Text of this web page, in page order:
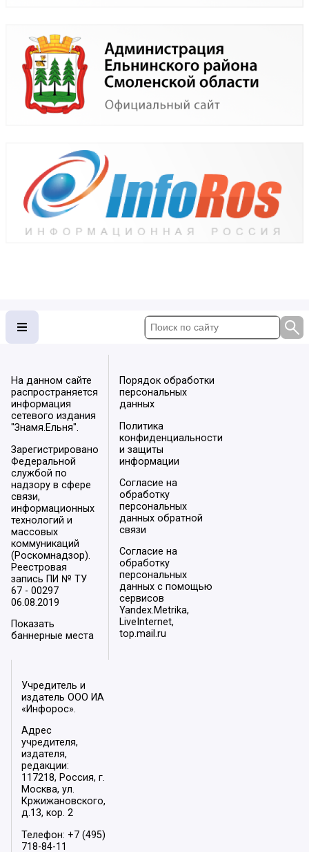
На данном сайте
распространяется
информация
сетевого издания
"Знамя.Ельня".
Зарегистрировано
Федеральной
службой по
надзору в сфере
связи,
информационных
технологий и
массовых
коммуникаций
(Роскомнадзор).
Реестровая
запись ПИ № ТУ
67 - 00297
06.08.2019
Показать
баннерные места
Порядок обработки
персональных
данных
Политика
конфиденциальности
и защиты
информации
Согласие на
обработку
персональных
данных обратной
связи
Согласие на
обработку
персональных
данных с помощью
сервисов
Yandex.Metrika,
LiveInternet,
top.mail.ru
Учредитель и
издатель ООО ИА
«Инфорос».
Адрес
учредителя,
издателя,
редакции:
117218, Россия, г.
Москва, ул.
Кржижановского,
д.13, кор. 2
Телефон: +7 (495)
718-84-11